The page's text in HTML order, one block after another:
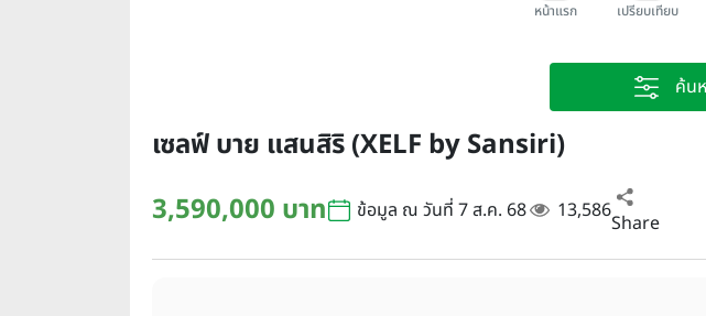
หน้าแรก เปรียบเทียบ
ค้น
เซลฟ์ บาย แสนสิริ (XELF by Sansiri)
3,590,000 บาท
ข้อมูล ณ วันที่ 7 ส.ค. 68 13,586Share